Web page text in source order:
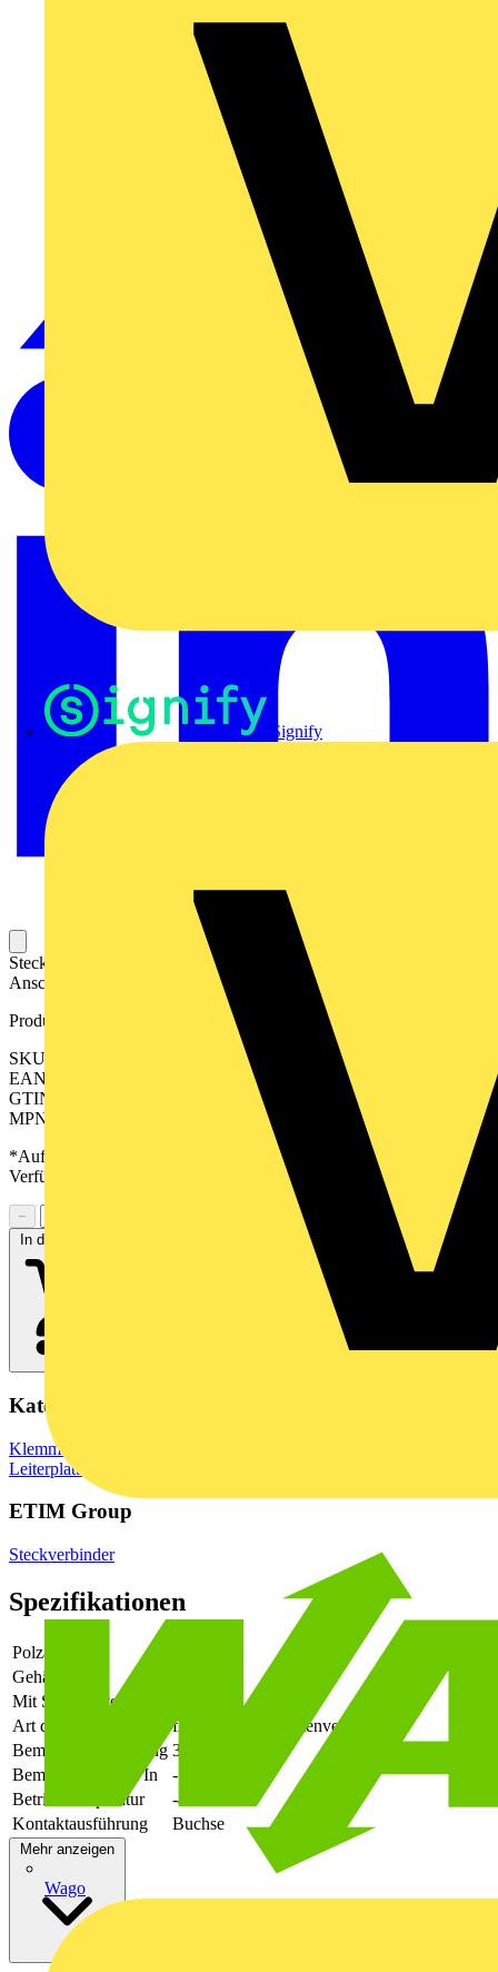
Signify
Wago
Steckbarer Leiterplatten-Anschluss mit innovativer
Anschlusstechnologie für eine sichere und intuitive Handhabung.
Produktkennzeichen
SKU: 2648120000
EAN: 04050118638851
GTIN: 04050118638851
MPN: CPS 5.08/20/180F SN GN BX
*Auf Anfrage verfügbar - bitte in den Warenkorb legen, um
Verfügbarkeit zu prüfen
−
In den Warenkorb
Kategorien
Klemmen, Steckverbinder & Verbindungselemente
Leiterplattensteckverbinder
ETIM Group
Steckverbinder
Spezifikationen
Polzahl
Gehäusefarbe
Mit Schutzleiter
Art der Verbindung
flexibler Leiterplattenverbinder
Bemessungsspannung 320
Bemessungsstrom In
-
Betriebstemperatur
-40 - 105
Kontaktausführung
Buchse
Mehr anzeigen